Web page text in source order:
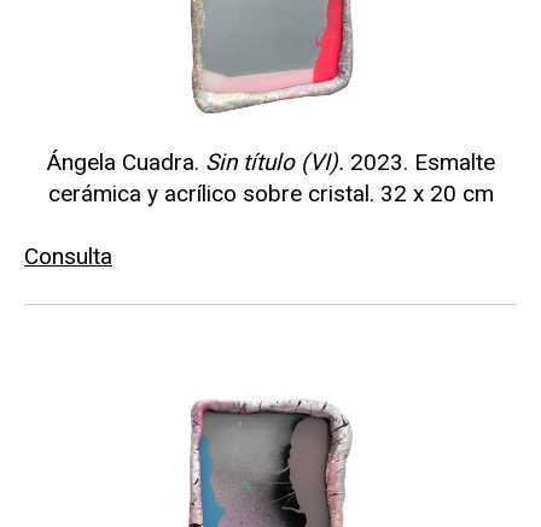
Ángela Cuadra. Sin título (VI). 2023. Esmalte
cerámica y acrílico sobre cristal. 32 x 20 cm
Consulta